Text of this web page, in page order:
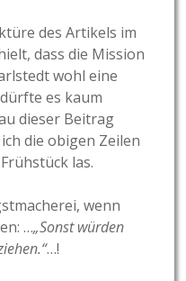
des Artikels im
dass die Mission
wohl eine
es kaum
dieser Beitrag
die obigen Zeilen
las.
wenn
…„Sonst würden
…!